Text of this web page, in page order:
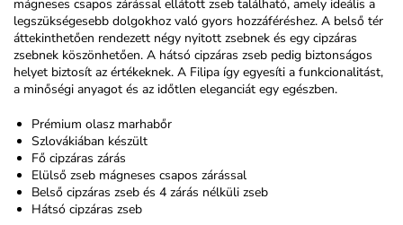
mágneses csapos zárással ellátott zseb található, amely ideális a
legszükségesebb dolgokhoz való gyors hozzáféréshez. A belső tér
áttekinthetően rendezett négy nyitott zsebnek és egy cipzáras
zsebnek köszönhetően. A hátsó cipzáras zseb pedig biztonságos
helyet biztosít az értékeknek. A Filipa így egyesíti a funkcionalitást,
a minőségi anyagot és az időtlen eleganciát egy egészben.
Prémium olasz marhabőr
Szlovákiában készült
Fő cipzáras zárás
Elülső zseb mágneses csapos zárással
Belső cipzáras zseb és 4 zárás nélküli zseb
Hátsó cipzáras zseb